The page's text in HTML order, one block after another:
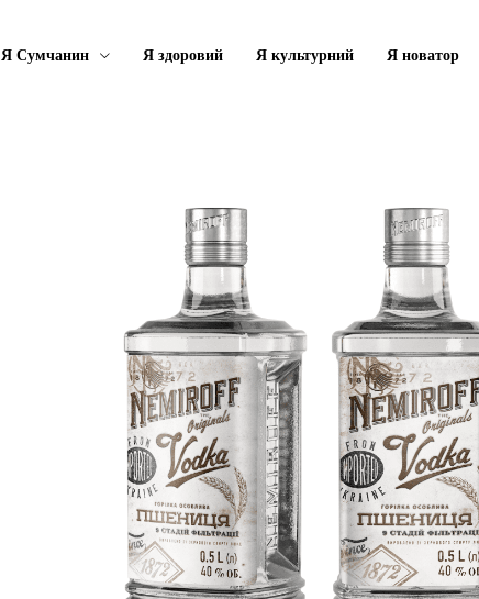
Я Сумчанин Я здоровий Я культурний Я новатор